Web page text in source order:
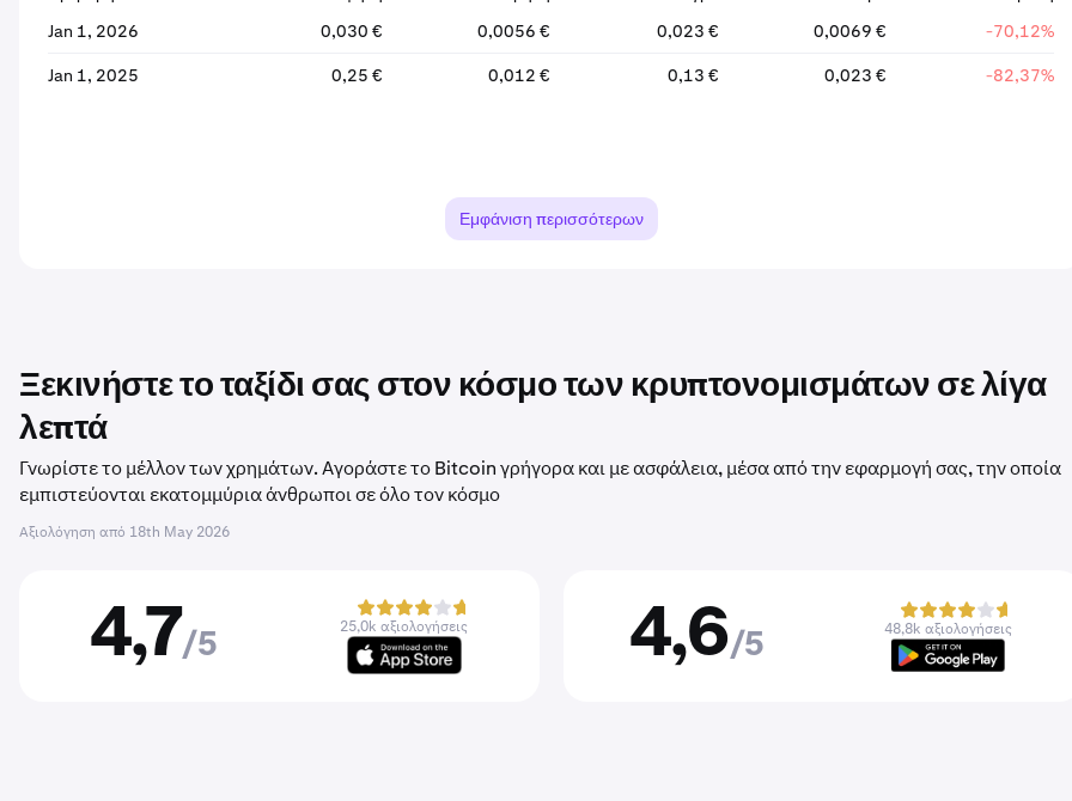
Jan 1, 2026
0,030 € 0,0056 € 0,023 € 0,0069 € -70,12%
Jan 1, 2025 0,25 € 0,012 € 0,13 € 0,023 € -82,37%
Εμφάνιση περισσότερων
Ξεκινήστε το ταξίδι σας στον κόσμο των κρυπτονομισμάτων σε λίγα
λεπτά
Γνωρίστε το μέλλον των χρημάτων. Αγοράστε το Bitcoin γρήγορα και με ασφάλεια, μέσα από την εφαρμογή σας, την οποία
εμπιστεύονται εκατομμύρια άνθρωποι σε όλο τον κόσμο
Αξιολόγηση από 18th May 2026
4,7/5
25,0k αξιολογήσεις 4,6/5
48,8k αξιολογήσεις